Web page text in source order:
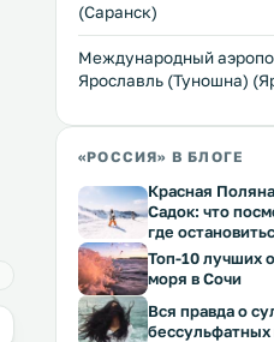
(Саранск)
Международный
Ярославль (Туношна)
«РОССИЯ» В БЛОГЕ
Красная
Садок: что
где
Топ-10 лучших
моря в Сочи
Вся правда о